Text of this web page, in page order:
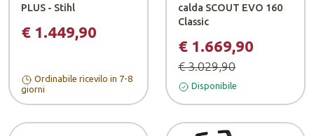
PLUS - Stihl
€ 1.449,90
Ordinabile ricevilo in 7-8
giorni
calda SCOUT EVO 160
Classic
€ 1.669,90
€ 3.029,90
Disponibile